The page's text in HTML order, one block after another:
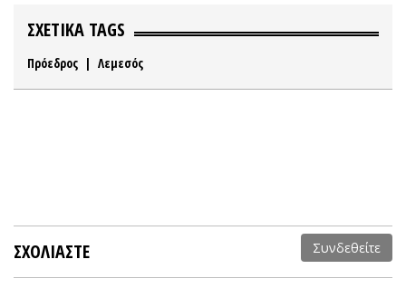
ΣΧΕΤΙΚΑ TAGS
Πρόεδρος | Λεμεσός
ΣΧΟΛΙΑΣΤΕ Συνδεθείτε